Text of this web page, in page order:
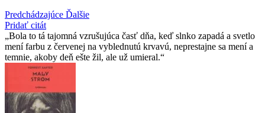
Predchádzajúce Ďalšie
Pridať citát
Bola to tá tajomná vzrušujúca časť dňa, keď slnko zapadá a svetlo
mení farbu z červenej na vyblednutú krvavú, neprestajne sa mení a
temnie, akoby deň ešte žil, ale už umieral.